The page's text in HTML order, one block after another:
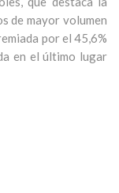
de mayor volumen
por el 45,6%
en el último lugar